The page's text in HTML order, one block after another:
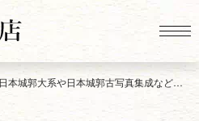
日本城郭大系や日本城郭古写真集成などお城関係の古書買取り